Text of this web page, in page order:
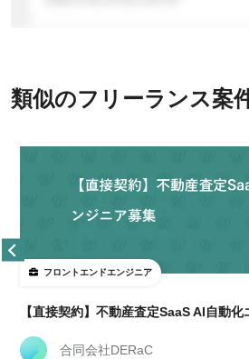
類似のフリーランス案
フロントエンドエンジニア
【直接契約】不動産査定SaaS AI自動
合同会社DERaC